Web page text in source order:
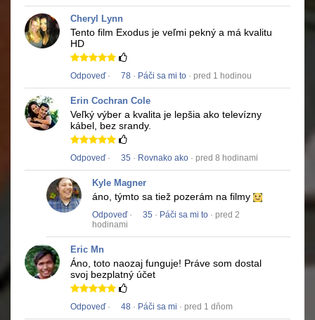
Cheryl Lynn
Tento film Exodus je veľmi pekný a má kvalitu
HD
Odpoveď· 78 · Páči sa mi to · pred 1 hodinou
Erin Cochran Cole
Veľký výber a kvalita je lepšia ako televízny
kábel, bez srandy.
Odpoveď· 35 · Rovnako ako · pred 8 hodinami
Kyle Magner
áno, týmto sa tiež pozerám na filmy
Odpoveď· 35 · Páči sa mi to · pred 2
hodinami
Eric Mn
Áno, toto naozaj funguje! Práve som dostal
svoj bezplatný účet
Odpoveď· 48 · Páči sa mi · pred 1 dňom